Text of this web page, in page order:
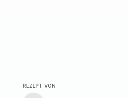
REZEPT VON